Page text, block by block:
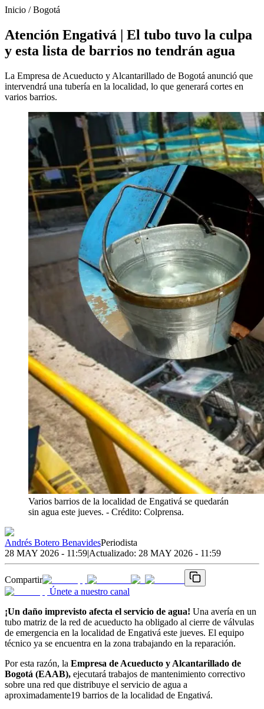
Inicio /Bogotá
Atención Engativá | El tubo tuvo la culpa
y esta lista de barrios no tendrán agua
La Empresa de Acueducto y Alcantarillado de Bogotá anunció que
intervendrá una tubería en la localidad, lo que generará cortes en
varios barrios.
Varios barrios de la localidad de Engativá se quedarán
sin agua este jueves. - Crédito: Colprensa.
Andrés Botero BenavidesPeriodista
28 MAY 2026 - 11:59|Actualizado: 28 MAY 2026 - 11:59
Compartir
Únete a nuestro canal
¡Un daño imprevisto afecta el servicio de agua! Una avería en un
tubo matriz de la red de acueducto ha obligado al cierre de válvulas
de emergencia en la localidad de Engativá este jueves. El equipo
técnico ya se encuentra en la zona trabajando en la reparación.
Por esta razón, la Empresa de Acueducto y Alcantarillado de
Bogotá (EAAB), ejecutará trabajos de mantenimiento correctivo
sobre una red que distribuye el servicio de agua a
aproximadamente19 barrios de la localidad de Engativá.